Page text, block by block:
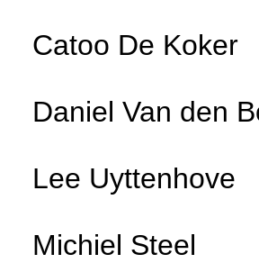
Catoo De Koker
Daniel Van den
Lee Uyttenhove
Michiel Steel